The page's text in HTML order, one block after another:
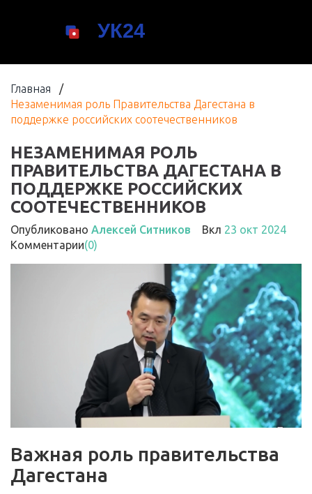
Главная /
Незаменимая роль Правительства Дагестана в
поддержке российских соотечественников
НЕЗАМЕНИМАЯ РОЛЬ
ПРАВИТЕЛЬСТВА ДАГЕСТАНА В
ПОДДЕРЖКЕ РОССИЙСКИХ
СООТЕЧЕСТВЕННИКОВ
Опубликовано Алексей Ситников Вкл 23 окт 2024
Комментарии(0)
Важная роль правительства
Дагестана